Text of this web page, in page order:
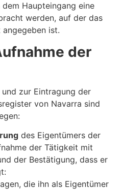
Haupteingang eine
werden, auf der das
ist.
der
zur Eintragung der
von Navarra sind
des Eigentümers der
der Tätigkeit mit
der Bestätigung, dass er
die ihn als Eigentümer